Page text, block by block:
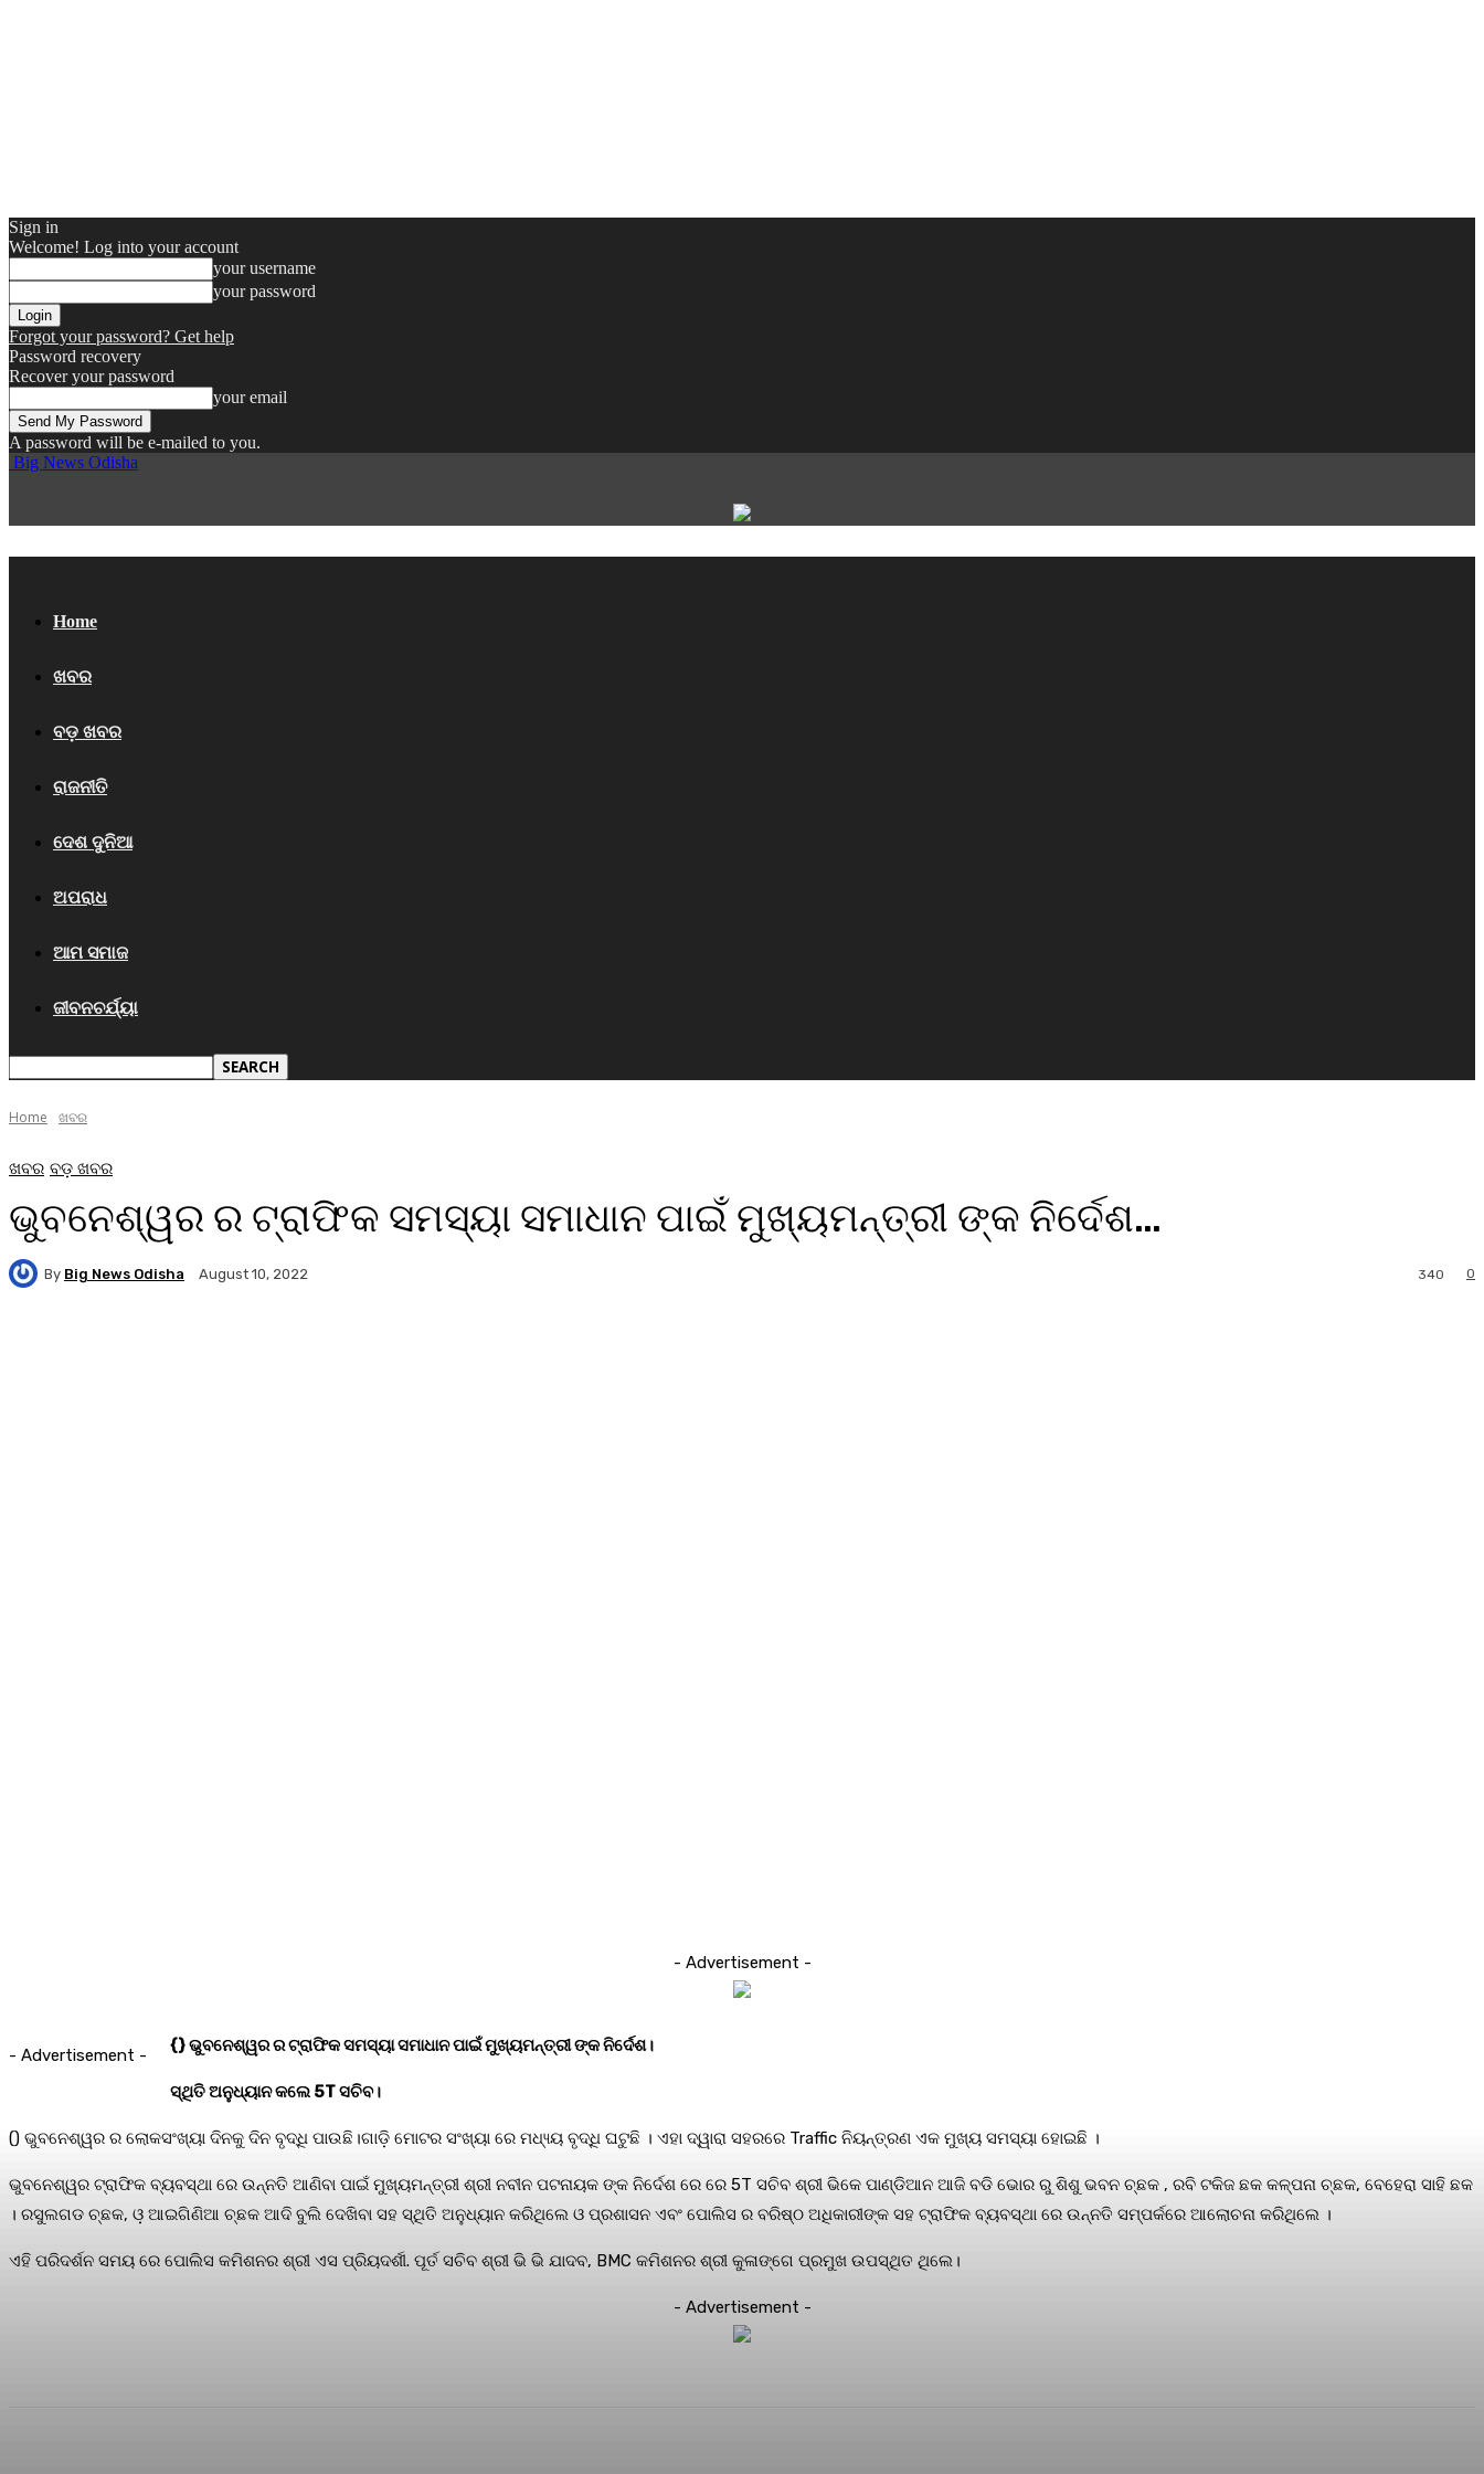
Sign in
Welcome! Log into your account
your username
your password
Forgot your password? Get help
Password recovery
Recover your password
your email
A password will be e-mailed to you.
Big News Odisha
Home
ଖବର
ବଡ଼ ଖବର
ରାଜନୀତି
ଦେଶ ଦୁନିଆ
ଅପରାଧ
ଆମ ସମାଜ
ଜୀବନଚର୍ଯ୍ୟା
Home ଖବର
ଖବର ବଡ଼ ଖବର
ଭୁବନେଶ୍ୱର ର ଟ୍ରାଫିକ ସମସ୍ୟା ସମାଧାନ ପାଇଁ ମୁଖ୍ୟମନ୍ତ୍ରୀ ଙ୍କ ନିର୍ଦେଶ…
By Big News Odisha August 10, 2022 0
340
- Advertisement -
- Advertisement - {} ଭୁବନେଶ୍ୱର ର ଟ୍ରାଫିକ ସମସ୍ୟା ସମାଧାନ ପାଇଁ ମୁଖ୍ୟମନ୍ତ୍ରୀ ଙ୍କ ନିର୍ଦେଶ।
ସ୍ଥିତି ଅନୁଧ୍ୟାନ କଲେ 5T ସଚିବ।
() ଭୁବନେଶ୍ୱର ର ଲୋକସଂଖ୍ୟା ଦିନକୁ ଦିନ ବୃଦ୍ଧି ପାଉଛି।ଗାଡ଼ି ମୋଟର ସଂଖ୍ୟା ରେ ମଧ୍ୟ୍ୟ ବୃଦ୍ଧି ଘଟୁଛି । ଏହା ଦ୍ୱାରା ସହରରେ Traffic ନିୟନ୍ତ୍ରଣ ଏକ ମୁଖ୍ୟ ସମସ୍ୟା ହୋଇଛି ।
ଭୁବନେଶ୍ୱର ଟ୍ରାଫିକ ବ୍ୟବସ୍ଥା ରେ ଉନ୍ନତି ଆଣିବା ପାଇଁ ମୁଖ୍ୟମନ୍ତ୍ରୀ ଶ୍ରୀ ନବୀନ ପଟନାୟକ ଙ୍କ ନିର୍ଦେଶ ରେ ରେ 5T ସଚିବ ଶ୍ରୀ ଭିକେ ପାଣ୍ଡିଆନ ଆଜି ବଡି ଭୋର ରୁ ଶିଶୁ ଭବନ ଚ୍ଛକ , ରବି ଟକିଜ ଛକ କଳ୍ପନା ଚ୍ଛକ, ବେହେରା ସାହି ଛକ
। ରସୁଲଗଡ ଚ୍ଛକ, ଓ଼ ଆଇଗିଣିଆ ଚ୍ଛକ ଆଦି ବୁଲି ଦେଖିବା ସହ ସ୍ଥିତି ଅନୁଧ୍ୟାନ କରିଥିଲେ ଓ ପ୍ରଶାସନ ଏବଂ ପୋଲିସ ର ବରିଷ୍ଠ ଅଧିକାରୀଙ୍କ ସହ ଟ୍ରାଫିକ ବ୍ୟବସ୍ଥା ରେ ଉନ୍ନତି ସମ୍ପର୍କରେ ଆଲୋଚନା କରିଥିଲେ ।
ଏହି ପରିଦର୍ଶନ ସମୟ ରେ ପୋଲିସ କମିଶନର ଶ୍ରୀ ଏସ ପ୍ରିୟଦର୍ଶୀ. ପୂର୍ତ ସଚିବ ଶ୍ରୀ ଭି ଭି ଯାଦବ, BMC କମିଶନର ଶ୍ରୀ କୁଳାଙ୍ଗେ ପ୍ରମୁଖ ଉପସ୍ଥିତ ଥିଲେ।
- Advertisement -